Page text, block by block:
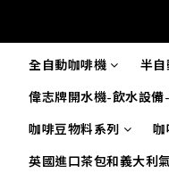
全自動咖啡機 半
偉志牌開水機-飲水設備
咖啡豆物料系列
咖
英國進口茶包和義大利